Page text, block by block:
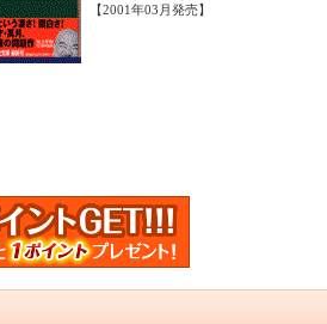
【2001年03月発売】